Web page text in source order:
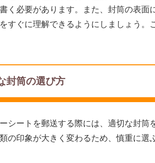
く必要があります。また、封筒の表
すぐに理解できるようにしましょう
封筒の選び方
シートを郵送する際には、適切な封筒
の印象が大きく変わるため、慎重に選